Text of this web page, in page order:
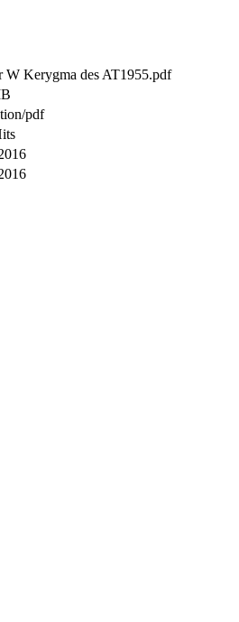
W Kerygma des AT1955.pdf
pdf